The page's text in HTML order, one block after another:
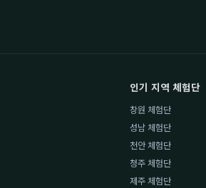
인기 지역 체험단
창원 체험단
성남 체험단
천안 체험단
청주 체험단
제주 체험단